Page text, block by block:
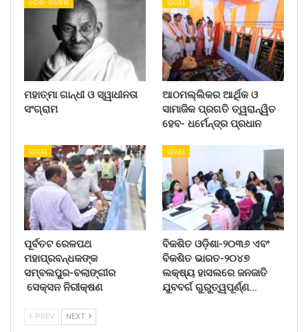
ଦେଶ- ବିଦେଶ
ମହାତ୍ମା ଗାନ୍ଧୀ ଓ ସ୍ୱାଧୀନତା
ସଂଗ୍ରାମ
ରାଜ୍ୟ
ଆଠମଲ୍ଲିକର ଆର୍ଥିକ ଓ
ସାମାଜିକ ପ୍ରଗତି ତ୍ୱରାନ୍ୱିତ
ହେବ- ଧର୍ମେନ୍ଦ୍ର ପ୍ରଧାନ
ରାଜ୍ୟ
ପୂର୍ବତଟ ରେଳପଥ
ମହାପ୍ରବନ୍ଧକଙ୍କ
ସମ୍ବଲପୁର-ବଲାଙ୍ଗୀର
ସେକ୍ସନ ନିରୀକ୍ଷଣ
ରାଜ୍ୟ
ବିକଶିତ ଓଡ଼ିଶା-୨୦୩୬ ଏବଂ
ବିକଶିତ ଭାରତ-୨୦୪୭
ଲକ୍ଷ୍ୟ ହାସଲରେ ଜନଜାତି
ଯୁବବର୍ଗ ଗୁରୁତ୍ୱପୂର୍ଣ୍ଣ…
PREV NEXT